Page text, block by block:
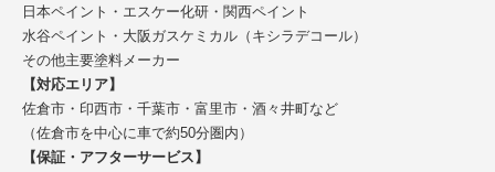
日本ペイント・エスケー化研・関西ペイント
水谷ペイント・大阪ガスケミカル（キシラデコール）
その他主要塗料メーカー
【対応エリア】
佐倉市・印西市・千葉市・富里市・酒々井町など
（佐倉市を中心に車で約50分圏内）
【保証・アフターサービス】